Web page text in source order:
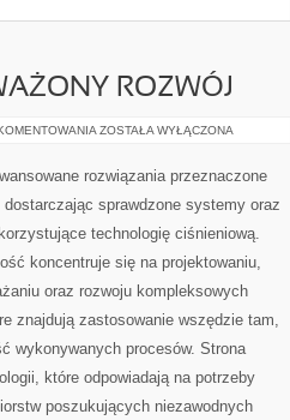
ROZWÓJ
ŚRODOWISKO
ROZWÓJ
ZOSTAŁA WYŁĄCZONA
rozwiązania przeznaczone
dostarczając sprawdzone systemy oraz
technologię ciśnieniową.
koncentruje się na projektowaniu,
oraz rozwoju kompleksowych
znajdują zastosowanie wszędzie tam,
wykonywanych procesów. Strona
które odpowiadają na potrzeby
poszukujących niezawodnych